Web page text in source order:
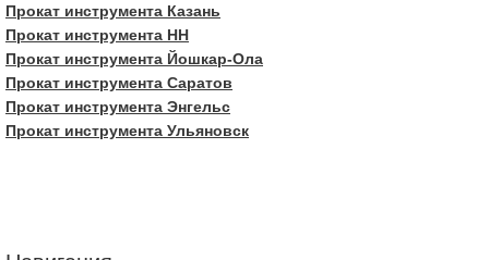
Прокат инструмента Казань
Прокат инструмента НН
Прокат инструмента Йошкар-Ола
Прокат инструмента Саратов
Прокат инструмента Энгельс
Прокат инструмента Ульяновск